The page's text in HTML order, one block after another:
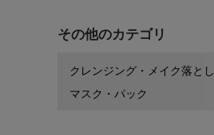
その他のカテゴリ
クレンジング・メイク落とし
マスク・パック